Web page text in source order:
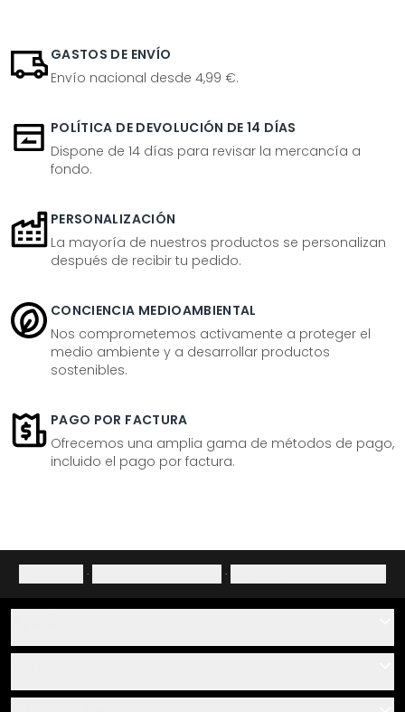
GASTOS DE ENVÍO
Envío nacional desde 4,99 €.
POLÍTICA DE DEVOLUCIÓN DE 14 DÍAS
Dispone de 14 días para revisar la mercancía a
fondo.
PERSONALIZACIÓN
La mayoría de nuestros productos se personalizan
después de recibir tu pedido.
CONCIENCIA MEDIOAMBIENTAL
Nos comprometemos activamente a proteger el
medio ambiente y a desarrollar productos
sostenibles.
PAGO POR FACTURA
Ofrecemos una amplia gama de métodos de pago,
incluido el pago por factura.
· ·
Sobre nosotros